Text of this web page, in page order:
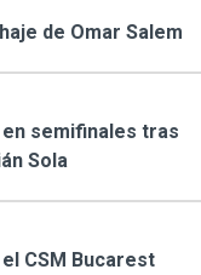
de Omar Salem
semifinales tras
Sola
CSM Bucarest